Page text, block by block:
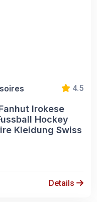
4.5
Irokese
Hockey
Kleidung Swiss
Details